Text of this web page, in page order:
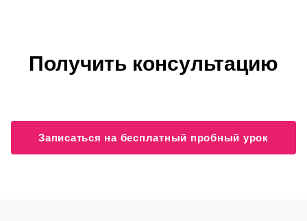
Получить консультацию
Записаться на бесплатный пробный урок